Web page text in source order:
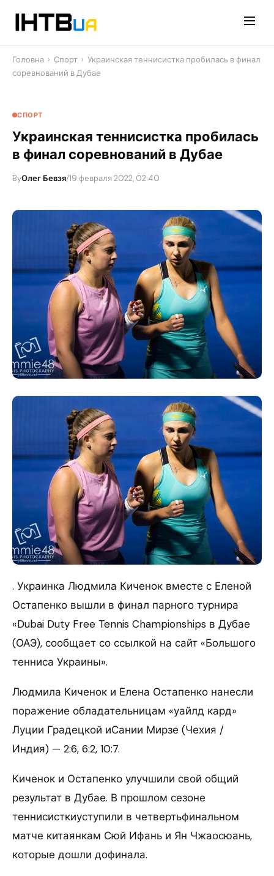
Головна › Спорт › Украинская теннисистка пробилась в финал
соревнований в Дубае
СПОРТ
Украинская теннисистка пробилась
в финал соревнований в Дубае
ByОлег Бевзя/19 февраля 2022, 02:40
. Украинка Людмила Киченок вместе с Еленой
Остапенко вышли в финал парного турнира
«Dubai Duty Free Tennis Championships в Дубае
(ОАЭ), сообщает со ссылкой на сайт «Большого
тенниса Украины».
Людмила Киченок и Елена Остапенко нанесли
поражение обладательницам «уайлд кард»
Луции Градецкой иСании Мирзе (Чехия /
Индия) — 2:6, 6:2, 10:7.
Киченок и Остапенко улучшили свой общий
результат в Дубае. В прошлом сезоне
теннисисткиуступили в четвертьфинальном
матче китаянкам Сюй Ифань и Ян Чжаосюань,
которые дошли дофинала.